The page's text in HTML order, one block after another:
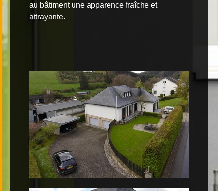
au bâtiment une apparence fraîche et
attrayante.